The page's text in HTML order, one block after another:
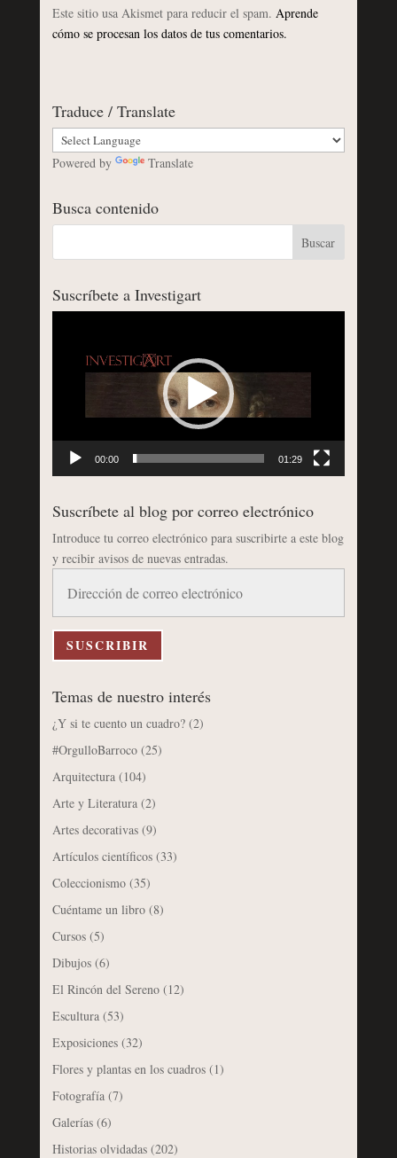
Este sitio usa Akismet para reducir el spam. Aprende
cómo se procesan los datos de tus comentarios.
Traduce / Translate
Powered by Translate
Busca contenido
Suscríbete a Investigart
00:00 01:29
Suscríbete al blog por correo electrónico
Introduce tu correo electrónico para suscribirte a este blog
y recibir avisos de nuevas entradas.
correo
electrónico
SUSCRIBIR
Temas de nuestro interés
¿Y si te cuento un cuadro?(2)
#OrgulloBarroco(25)
Arquitectura(104)
Arte y Literatura(2)
Artes decorativas(9)
Artículos científicos(33)
Coleccionismo(35)
Cuéntame un libro(8)
Cursos(5)
Dibujos(6)
El Rincón del Sereno(12)
Escultura(53)
Exposiciones(32)
Flores y plantas en los cuadros(1)
Fotografía(7)
Galerías(6)
Historias olvidadas(202)